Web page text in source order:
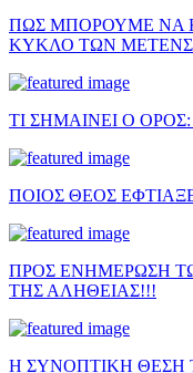
ΠΩΣ ΜΠΟΡΟΥΜΕ ΝΑ
ΚΥΚΛΟ ΤΩΝ
ΤΙ ΣΗΜΑΙΝΕΙ Ο
ΠΟΙΟΣ ΘΕΟΣ
ΠΡΟΣ ΕΝΗΜΕΡΩΣΗ
ΤΗΣ ΑΛΗΘΕΙΑΣ!!!
Η ΣΥΝΟΠΤΙΚΗ ΘΕΣΗ